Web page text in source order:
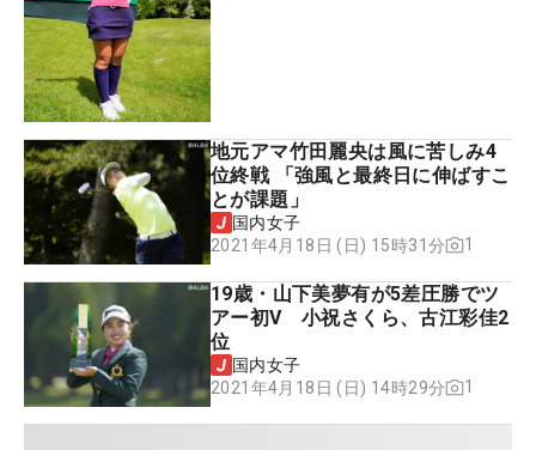
地元アマ竹田麗央は風に苦しみ4
位終戦 「強風と最終日に伸ばすこ
とが課題」
国内女子
2021年4月18日 (日) 15時31分
1
19歳・山下美夢有が5差圧勝でツ
アー初V 小祝さくら、古江彩佳2
位
国内女子
2021年4月18日 (日) 14時29分
1